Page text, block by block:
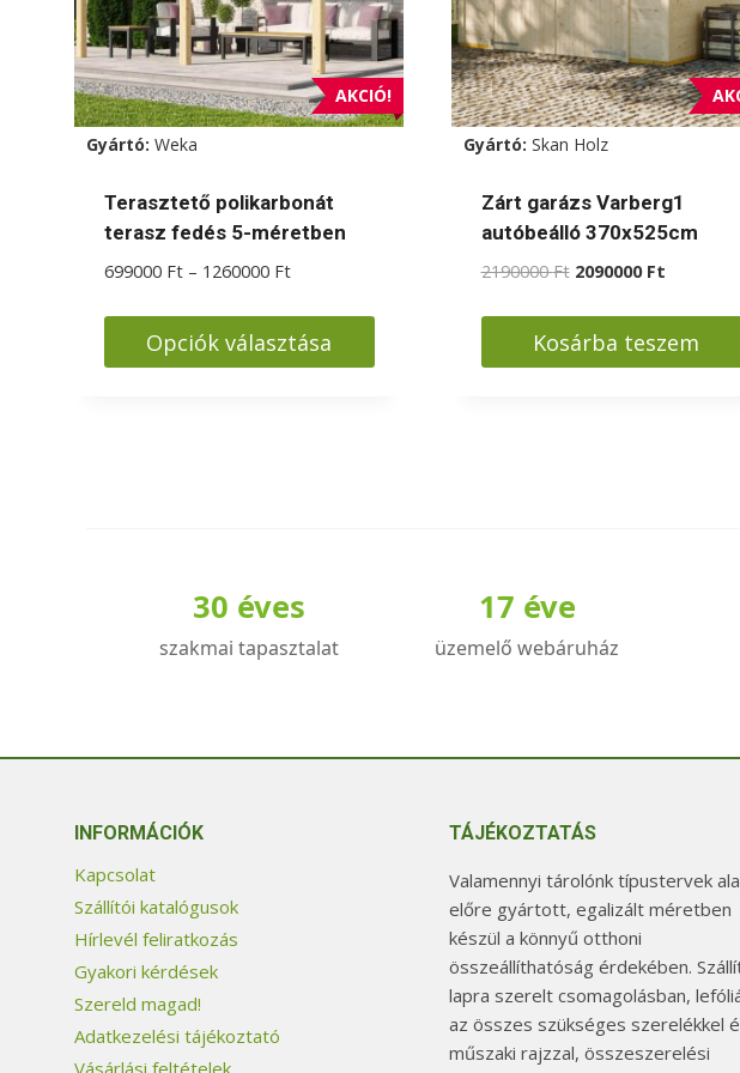
termékoldalon
választhatók
ki
AKCIÓ!
Gyártó: Weka
Terasztető polikarbonát
terasz fedés 5-méretben
699000 Ft – 1260000 FtÁrtartomány:
-
1260000 Ft
Opciók választása
változatok
Gyártó: Skan Holz
Zárt garázs Varberg1
autóbeálló 370x525cm
2190000Ft Original
was:
2190000 Ft.
2090000 FtCurrent
is:
2090000
Kosárba teszem
30 éves
szakmai tapasztalat
17 éve
üzemelő webáruház
INFORMÁCIÓK
Kapcsolat
Szállítói katalógusok
Hírlevél feliratkozás
Gyakori kérdések
Szereld magad!
Adatkezelési tájékoztató
Vásárlási feltételek
TÁJÉKOZTATÁS
Valamennyi tárolónk típustervek
előre gyártott, egalizált méretben
készül a könnyű otthoni
összeállíthatóság érdekében.
lapra szerelt csomagolásban,
az összes szükséges szerelékkel
műszaki rajzzal, összeszerelési